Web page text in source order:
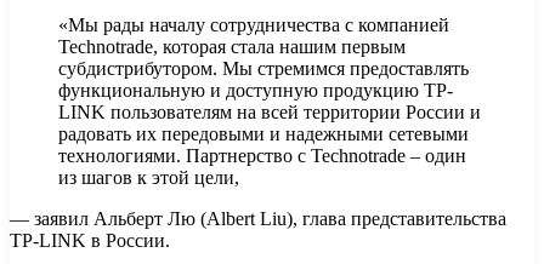
«Мы рады началу сотрудничества с компанией
Technotrade, которая стала нашим первым
субдистрибутором. Мы стремимся предоставлять
функциональную и доступную продукцию TP-
LINK пользователям на всей территории России и
радовать их передовыми и надежными сетевыми
технологиями. Партнерство с Technotrade – один
из шагов к этой цели,
— заявил Альберт Лю (Albert Liu), глава представительства
TP-LINK в России.